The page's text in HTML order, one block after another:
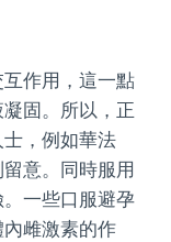
作用，這一點
固。所以，正
，例如華法
意。同時服用
一些口服避孕
雌激素的作